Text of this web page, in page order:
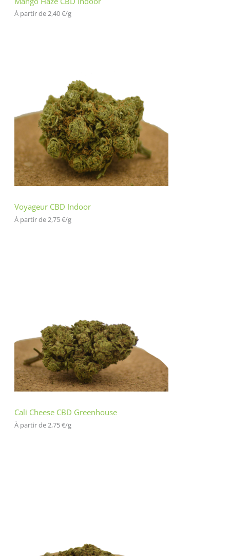
À partir de 2,40€/g
Voyageur CBD Indoor
À partir de 2,75€/g
Cali Cheese CBD Greenhouse
À partir de 2,75€/g